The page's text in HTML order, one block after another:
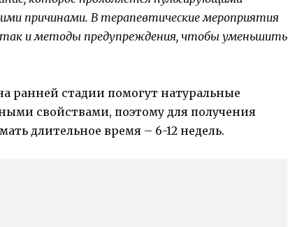
причинами. В терапевтические мероприятия
так и методы предупреждения, чтобы уменьшить
ранней стадии помогут натуральные
свойствами, поэтому для получения
длительное время – 6-12 недель.